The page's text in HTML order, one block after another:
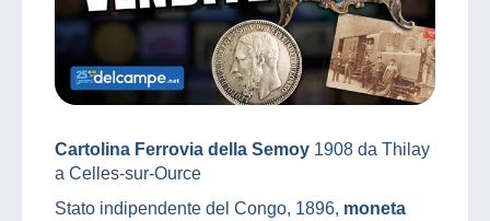
Cartolina Ferrovia della Semoy 1908 da Thilay
a Celles-sur-Ource
Stato indipendente del Congo, 1896, moneta